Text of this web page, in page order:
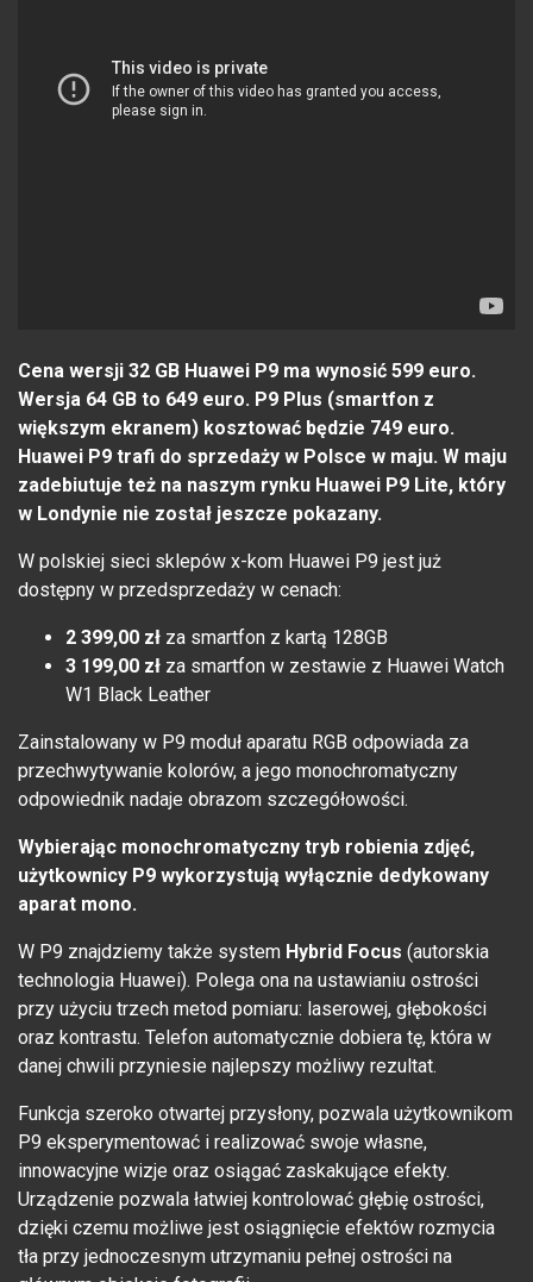
Cena wersji 32 GB Huawei P9 ma wynosić 599 euro.
Wersja 64 GB to 649 euro. P9 Plus (smartfon z
większym ekranem) kosztować będzie 749 euro.
Huawei P9 trafi do sprzedaży w Polsce w maju. W maju
zadebiutuje też na naszym rynku Huawei P9 Lite, który
w Londynie nie został jeszcze pokazany.
W polskiej sieci sklepów x-kom Huawei P9 jest już
dostępny w przedsprzedaży w cenach:
2 399,00 zł za smartfon z kartą 128GB
3 199,00 zł za smartfon w zestawie z Huawei Watch
W1 Black Leather
Zainstalowany w P9 moduł aparatu RGB odpowiada za
przechwytywanie kolorów, a jego monochromatyczny
odpowiednik nadaje obrazom szczegółowości.
Wybierając monochromatyczny tryb robienia zdjęć,
użytkownicy P9 wykorzystują wyłącznie dedykowany
aparat mono.
W P9 znajdziemy także system Hybrid Focus (autorskia
technologia Huawei). Polega ona na ustawianiu ostrości
przy użyciu trzech metod pomiaru: laserowej, głębokości
oraz kontrastu. Telefon automatycznie dobiera tę, która w
danej chwili przyniesie najlepszy możliwy rezultat.
Funkcja szeroko otwartej przysłony, pozwala użytkownikom
P9 eksperymentować i realizować swoje własne,
innowacyjne wizje oraz osiągać zaskakujące efekty.
Urządzenie pozwala łatwiej kontrolować głębię ostrości,
dzięki czemu możliwe jest osiągnięcie efektów rozmycia
tła przy jednoczesnym utrzymaniu pełnej ostrości na